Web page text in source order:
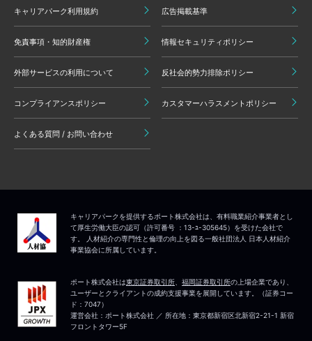
キャリアパーク利用規約 広告掲載基準
免責事項・知的財産権 情報セキュリティポリシー
外部サービスの利用について 反社会的勢力排除ポリシー
コンプライアンスポリシー カスタマーハラスメントポリシー
よくある質問 / お問い合わせ